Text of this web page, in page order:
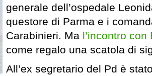
generale dell’ospedale
questore di Parma e i
Carabinieri. Ma l’incontro con
come regalo una scatola di
All’ex segretario del Pd è